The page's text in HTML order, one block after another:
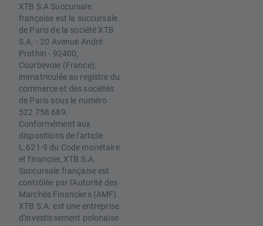
XTB S.A Succursale
française est la succursale
de Paris de la société XTB
S.A. - 20 Avenue André
Prothin - 92400,
Courbevoie (France),
immatriculée au registre du
commerce et des sociétés
de Paris sous le numéro
522 758 689.
Conformément aux
dispositions de l'article
L.621-9 du Code monétaire
et financier, XTB S.A
Succursale française est
contrôlée par l'Autorité des
Marchés Financiers (AMF).
XTB S.A. est une entreprise
d'investissement polonaise